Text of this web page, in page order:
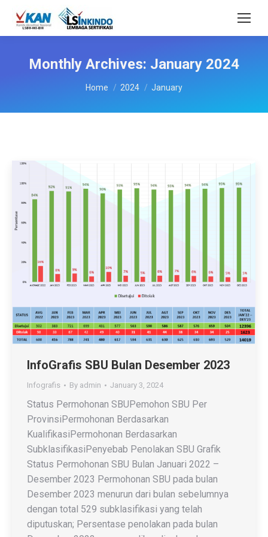
Monthly Archives: January 2024
You are here:
Home 2024 January
InfoGrafis SBU Bulan Desember 2023
Infografis By admin January 3, 2024
Status Permohonan SBUPemohon SBU Per
ProvinsiPermohonan Berdasarkan
KualifikasiPermohonan Berdasarkan
SubklasifikasiPenyebab Penolakan SBU Grafik
Status Permohonan SBU Bulan Januari 2022 –
Desember 2023 Permohonan SBU pada bulan
Desember 2023 menurun dari bulan sebelumnya
dengan total 529 subklasifikasi yang telah
diputuskan; Persentase penolakan pada bulan